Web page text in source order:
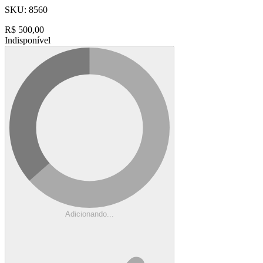
SKU: 8560
R$ 500,00
Indisponível
Adicionando...